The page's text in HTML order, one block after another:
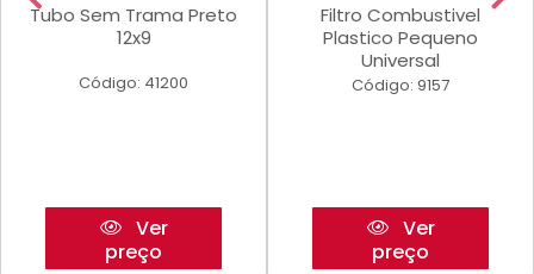
Tubo Sem Trama Preto
12x9
Código: 41200
Ver
preço
Filtro Combustivel
Plastico Pequeno
Universal
Código: 9157
Ver
preço